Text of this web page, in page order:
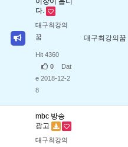
다.
대구최강의
꿈
Hit 4360
0
Dat
e 2018-12-2
8
대구최강의꿈
mbc 방송
광고
대구최강의